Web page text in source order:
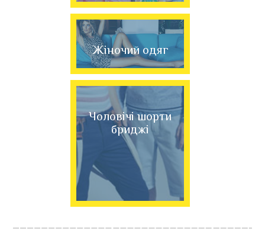
Жіночий одяг
Чоловічі шорти
бриджі